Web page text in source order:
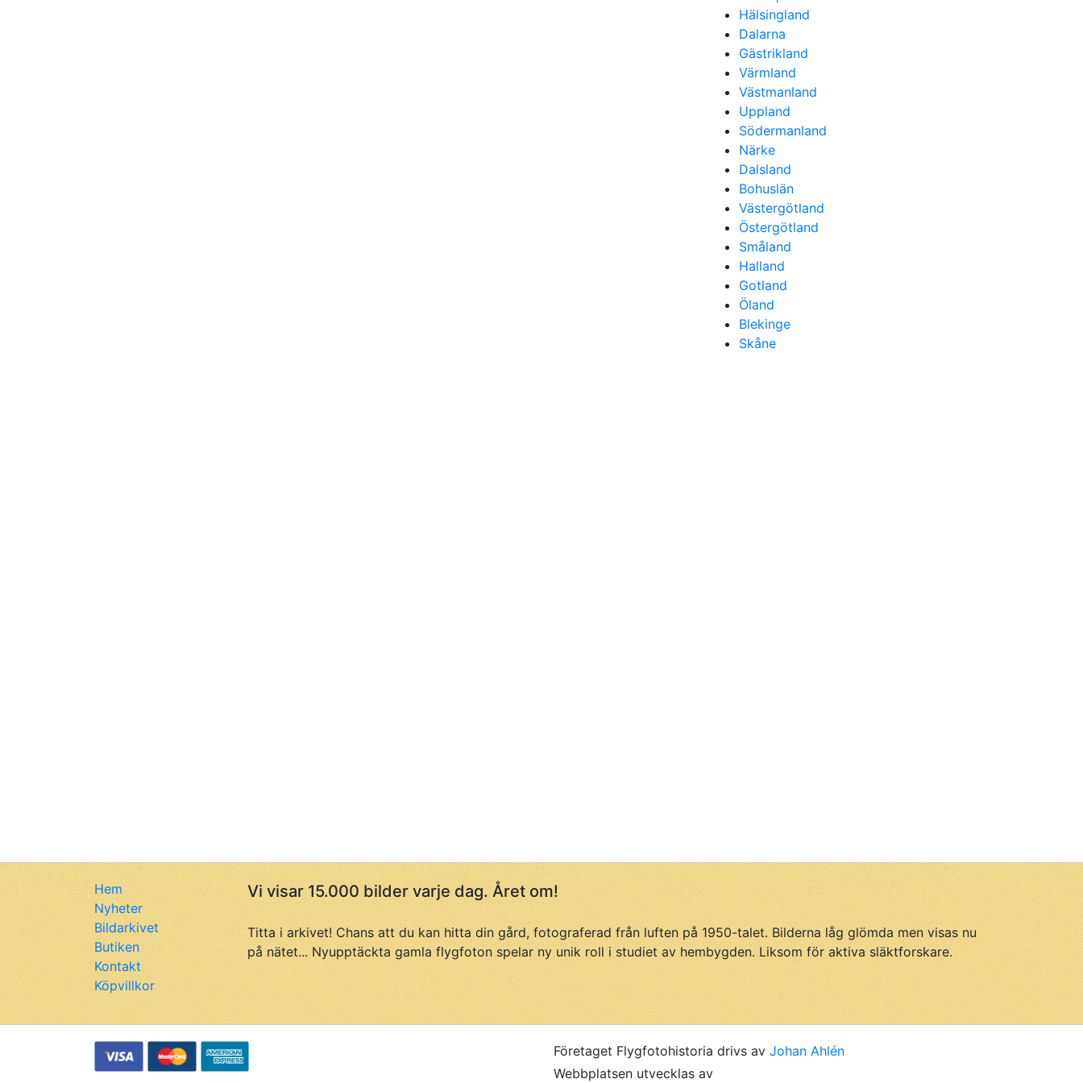
Hälsingland
Dalarna
Gästrikland
Värmland
Västmanland
Uppland
Södermanland
Närke
Dalsland
Bohuslän
Västergötland
Östergötland
Småland
Halland
Gotland
Öland
Blekinge
Skåne
Hem
Nyheter
Bildarkivet
Butiken
Kontakt
Köpvillkor
Vi visar 15.000 bilder varje dag. Året om!
Titta i arkivet! Chans att du kan hitta din gård, fotograferad från luften på 1950-talet. Bilderna låg glömda men visas nu
på nätet... Nyupptäckta gamla flygfoton spelar ny unik roll i studiet av hembygden. Liksom för aktiva släktforskare.
Företaget Flygfotohistoria drivs av Johan Ahlén
Webbplatsen utvecklas av